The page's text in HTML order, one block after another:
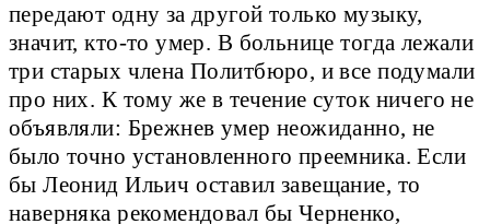
передают одну за другой только музыку,
значит, кто-то умер. В больнице тогда лежали
три старых члена Политбюро, и все подумали
про них. К тому же в течение суток ничего не
объявляли: Брежнев умер неожиданно, не
было точно установленного преемника. Если
бы Леонид Ильич оставил завещание, то
наверняка рекомендовал бы Черненко,